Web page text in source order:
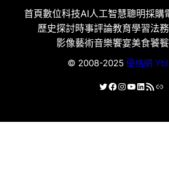
首頁數位科技AI人工智慧聰明採購
歷史探討時事評論教育學習法
影像藝術音樂饗宴美食饕餮
© 2008-2025 優格網
X Facebook
Instagram
YouTube
LinkedIn
RSS 資訊提供連結